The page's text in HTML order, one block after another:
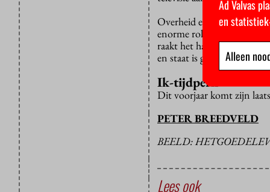
Overheid en religie
enorme rol in het leven
raakt het hart; de overheid
en staat is geen scheiding
Ik-tijdperk
Dit voorjaar komt zijn
PETER BREEDVELD
BEELD:
Lees ook
Ad Valvas
en
Alleen